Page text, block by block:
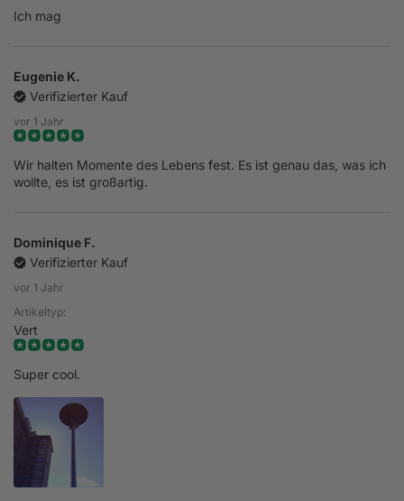
Ich mag
Eugenie K.
Verifizierter Kauf
vor 1 Jahr
Wir halten Momente des Lebens fest. Es ist genau das, was ich
wollte, es ist großartig.
Dominique F.
Verifizierter Kauf
vor 1 Jahr
Artikeltyp:
Vert
Super cool.